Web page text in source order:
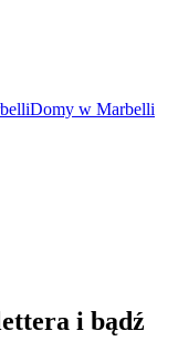
Domy w Marbelli
i bądź